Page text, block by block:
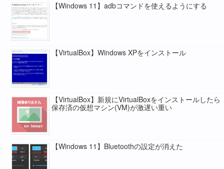
【Windows 11】adbコマンドを使えるようにする
【VirtualBox】Windows XPをインストール
【VirtualBox】新規にVirtualBoxをインストールしたら
保存済の仮想マシン(VM)が激遅い重い
【Windows 11】Bluetoothの設定が消えた